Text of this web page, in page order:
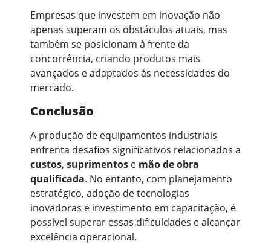
Empresas que investem em inovação não
apenas superam os obstáculos atuais, mas
também se posicionam à frente da
concorrência, criando produtos mais
avançados e adaptados às necessidades do
mercado.
Conclusão
A produção de equipamentos industriais
enfrenta desafios significativos relacionados a
custos, suprimentos e mão de obra
qualificada. No entanto, com planejamento
estratégico, adoção de tecnologias
inovadoras e investimento em capacitação, é
possível superar essas dificuldades e alcançar
excelência operacional.